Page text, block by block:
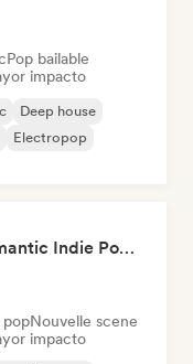
Pop bailable
impacto
Deep house
Electropop
Love on Repeat 💖 Romantic Indie Pop, Neo Soul & Singer-Songwriter
popNouvelle scene
impacto